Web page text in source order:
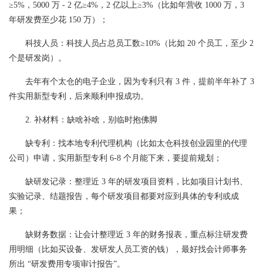
≥5%，5000 万 - 2 亿≥4%，2 亿以上≥3%（比如年营收 1000 万，3
年研发费至少花 150 万）；
科技人员：科技人员占总员工数≥10%（比如 20 个员工，至少 2
个是研发岗）。
去年有个太仓的电子企业，因为专利只有 3 件，提前半年补了 3
件实用新型专利，后来顺利申报成功。
2. 补材料：缺啥补啥，别临时抱佛脚
缺专利：找本地专利代理机构（比如太仓科技创业园里的代理
公司）申请，实用新型专利 6-8 个月能下来，要提前规划；
缺研发记录：整理近 3 年的研发项目资料，比如项目计划书、
实验记录、结题报告，每个研发项目都要对应到具体的专利或成
果；
缺财务数据：让会计整理近 3 年的财务报表，重点标注研发费
用明细（比如买设备、发研发人员工资的钱），最好找会计师事务
所出 “研发费用专项审计报告”。